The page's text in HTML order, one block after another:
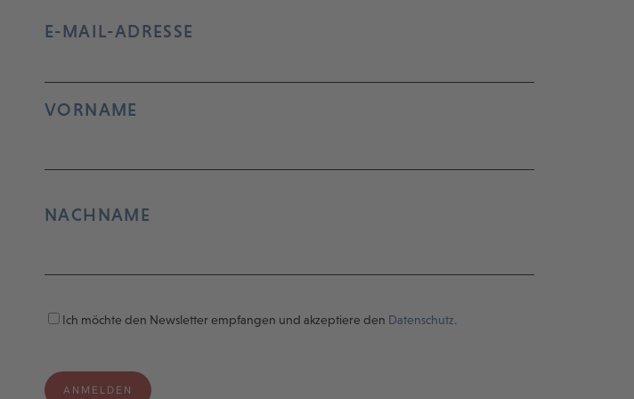
E-MAIL-ADRESSE
VORNAME
NACHNAME
Ich möchte den Newsletter empfangen und akzeptiere den Datenschutz.